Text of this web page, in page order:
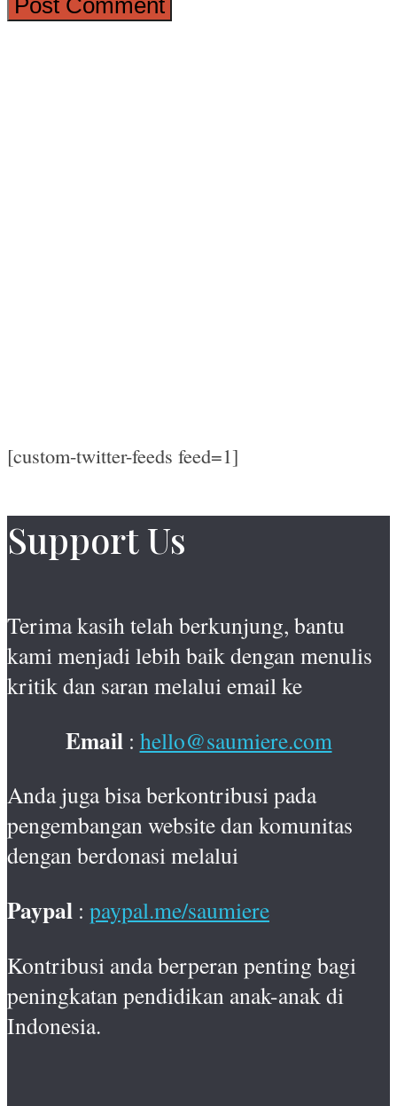
[custom-twitter-feeds feed=1]
Support Us
Terima kasih telah berkunjung, bantu
kami menjadi lebih baik dengan menulis
kritik dan saran melalui email ke
Email: hello@saumiere.com
Anda juga bisa berkontribusi pada
pengembangan website dan komunitas
dengan berdonasi melalui
Paypal : paypal.me/saumiere
Kontribusi anda berperan penting bagi
peningkatan pendidikan anak-anak di
Indonesia.